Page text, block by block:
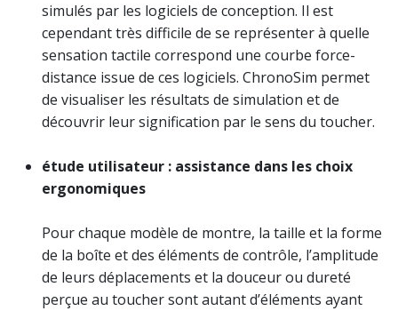
simulés par les logiciels de conception. Il est
cependant très difficile de se représenter à quelle
sensation tactile correspond une courbe force-
distance issue de ces logiciels. ChronoSim permet
de visualiser les résultats de simulation et de
découvrir leur signification par le sens du toucher.
étude utilisateur : assistance dans les choix
ergonomiques
Pour chaque modèle de montre, la taille et la forme
de la boîte et des éléments de contrôle, l’amplitude
de leurs déplacements et la douceur ou dureté
perçue au toucher sont autant d’éléments ayant